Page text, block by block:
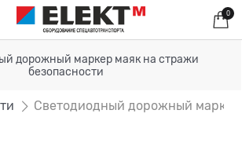
0
дорожный маркер маяк на стражи
безопасности
Светодиодный дорожный